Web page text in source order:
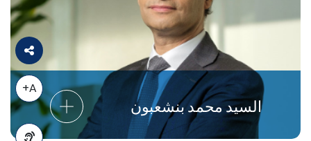
A+
السيد محمد بنشعبون